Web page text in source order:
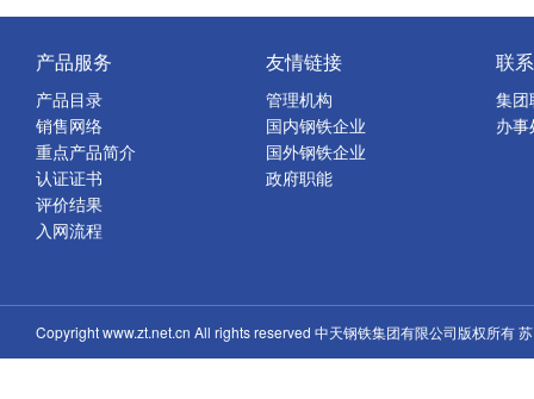
产品服务
产品目录
销售网络
重点产品简介
认证证书
评价结果
入网流程
友情链接
管理机构
国内钢铁企业
国外钢铁企业
政府职能
联
集团
办
Copyright www.zt.net.cn All rights reserved 中天钢铁集团有限公司版权所有